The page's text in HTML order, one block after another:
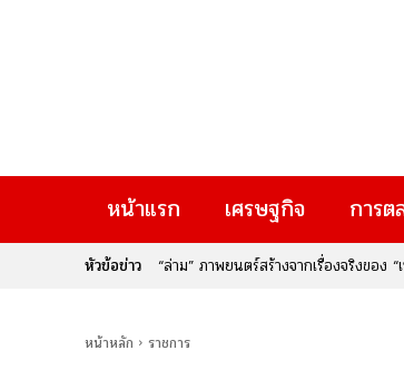
หน้าแรก เศรษฐกิจ การต
หัวข้อข่าว
“ล่าม” ภาพยนตร์สร้างจากเรื่องจริงขอ
หน้าหลัก ราชการ